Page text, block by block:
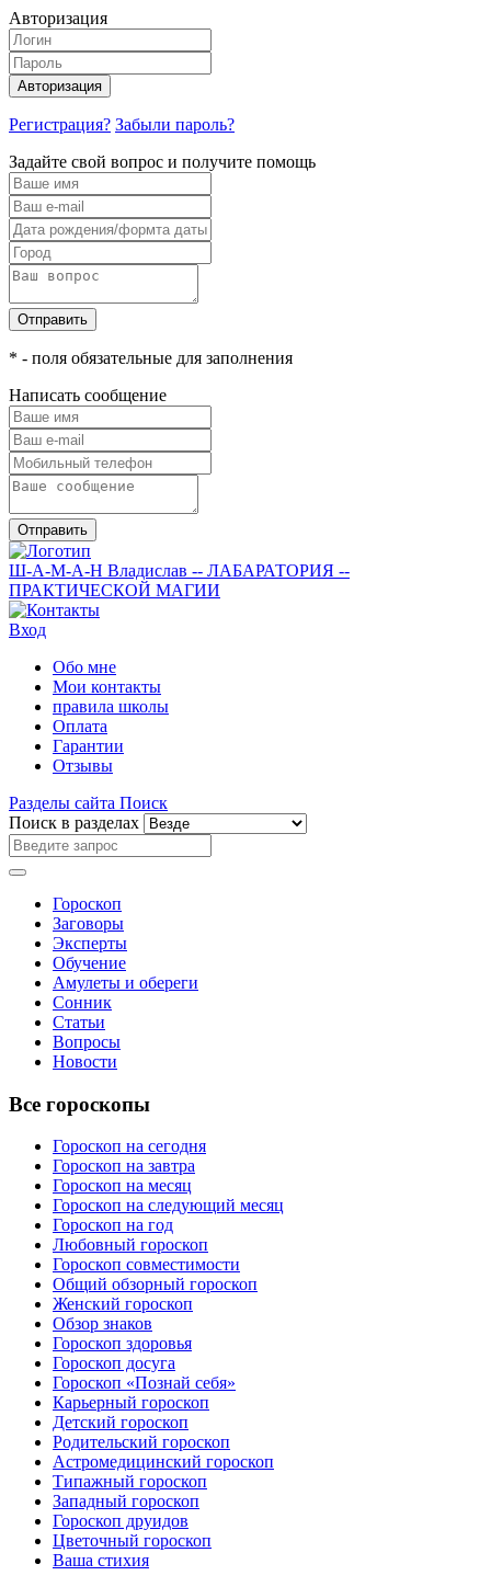
Авторизация
Авторизация
Регистрация? Забыли пароль?
Задайте свой вопрос и получите помощь
Отправить
* - поля обязательные для заполнения
Написать сообщение
Отправить
Ш-А-М-А-Н Владислав -- ЛАБАРАТОРИЯ --
ПРАКТИЧЕСКОЙ МАГИИ
Вход
Обо мне
Мои контакты
правила школы
Оплата
Гарантии
Отзывы
Разделы сайта Поиск
Поиск в разделах
Гороскоп
Заговоры
Эксперты
Обучение
Амулеты и обереги
Сонник
Статьи
Вопросы
Новости
Все гороскопы
Гороскоп на сегодня
Гороскоп на завтра
Гороскоп на месяц
Гороскоп на следующий месяц
Гороскоп на год
Любовный гороскоп
Гороскоп совместимости
Общий обзорный гороскоп
Женский гороскоп
Обзор знаков
Гороскоп здоровья
Гороскоп досуга
Гороскоп «Познай себя»
Карьерный гороскоп
Детский гороскоп
Родительский гороскоп
Астромедицинский гороскоп
Типажный гороскоп
Западный гороскоп
Гороскоп друидов
Цветочный гороскоп
Ваша стихия